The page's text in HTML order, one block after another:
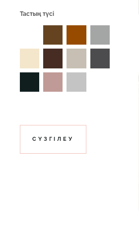
Тастың түсі
СҮЗГІЛЕУ